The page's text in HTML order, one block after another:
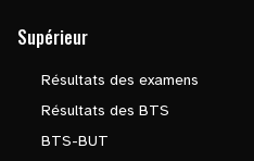
Supérieur
Résultats des examens
Résultats des BTS
BTS-BUT